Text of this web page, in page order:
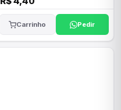
Carrinho Pedir